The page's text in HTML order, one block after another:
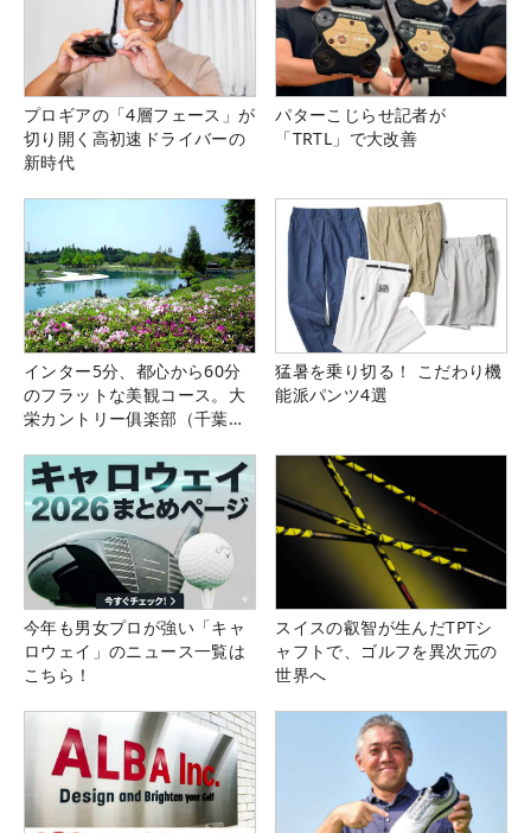
プロギアの「4層フェース」が
切り開く高初速ドライバーの
新時代
パターこじらせ記者が
「TRTL」で大改善
インター5分、都心から60分
のフラットな美観コース。大
栄カントリー俱楽部（千葉
猛暑を乗り切る！ こだわり機
能派パンツ4選
今年も男女プロが強い「キャ
ロウェイ」のニュース一覧は
こちら！
スイスの叡智が生んだTPTシ
ャフトで、ゴルフを異次元の
世界へ